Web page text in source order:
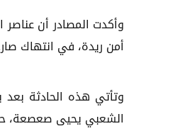
وأكدت المصادر أن عناصر
أمن ريدة، في انتهاك
وتأتي هذه الحادثة
الشعبي يحيى صعصعة،